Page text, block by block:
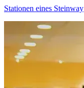
Stationen eines Steinway